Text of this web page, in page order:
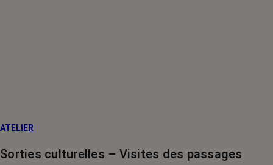
ATELIER
Sorties culturelles – Visites des passages